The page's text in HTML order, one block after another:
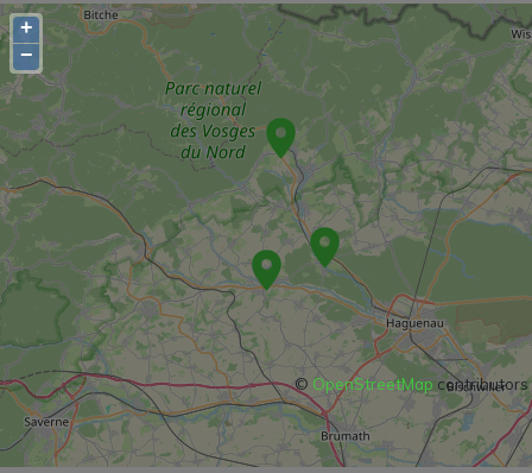
+
−
© OpenStreetMap contributors